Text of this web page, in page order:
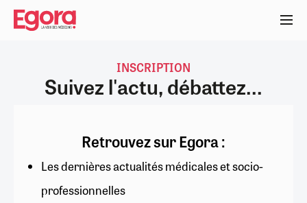
Aller
contenu
INSCRIPTION
Suivez l'actu, débattez...
Retrouvez sur Egora :
Les dernières actualités médicales et socio-
professionnelles